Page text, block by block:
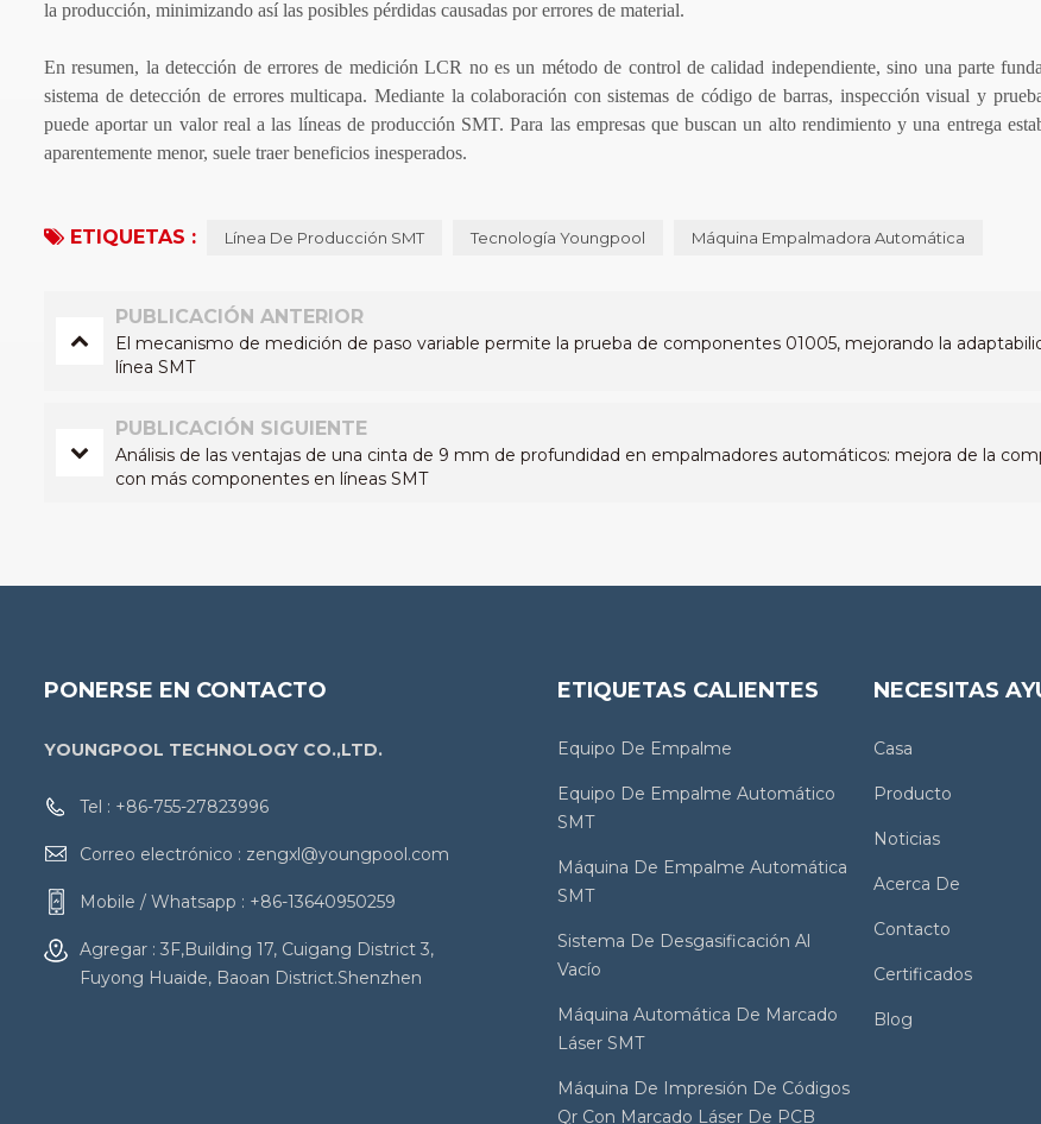
la producción, minimizando así las posibles pérdidas causadas por errores de material.
En resumen, la detección de errores de medición LCR no es un método de control de calidad independiente, sino una parte
sistema de detección de errores multicapa. Mediante la colaboración con sistemas de código de barras, inspección visual y
puede aportar un valor real a las líneas de producción SMT. Para las empresas que buscan un alto rendimiento y una entrega
aparentemente menor, suele traer beneficios inesperados.
ETIQUETAS : Línea De Producción SMT Tecnología Youngpool Máquina Empalmadora Automática
PUBLICACIÓN ANTERIOR
El mecanismo de medición de paso variable permite la prueba de componentes 01005, mejorando la
línea SMT
PUBLICACIÓN SIGUIENTE
Análisis de las ventajas de una cinta de 9 mm de profundidad en empalmadores automáticos: mejora de la
con más componentes en líneas SMT
PONERSE EN CONTACTO
YOUNGPOOL TECHNOLOGY CO.,LTD.
Tel : +86-755-27823996
Correo electrónico : zengxl@youngpool.com
Mobile / Whatsapp : +86-13640950259
Agregar : 3F,Building 17, Cuigang District 3,
Fuyong Huaide, Baoan District.Shenzhen
ETIQUETAS CALIENTES
Equipo De Empalme
Equipo De Empalme Automático
SMT
Máquina De Empalme Automática
SMT
Sistema De Desgasificación Al
Vacío
Máquina Automática De Marcado
Láser SMT
Máquina De Impresión De Códigos
Qr Con Marcado Láser De PCB
NECESITAS
Casa
Producto
Noticias
Acerca De
Contacto
Certificados
Blog